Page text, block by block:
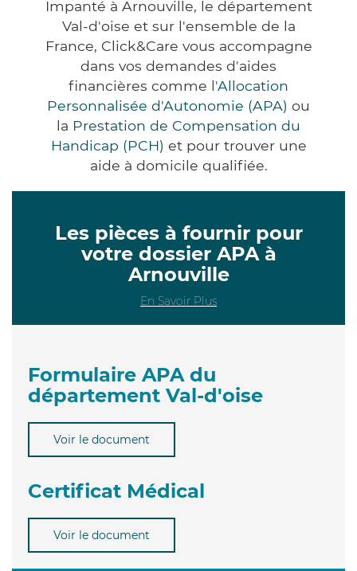
Impanté à Arnouville, le département
Val-d'oise et sur l'ensemble de la
France, Click&Care vous accompagne
dans vos demandes d'aides
financières comme l'Allocation
Personnalisée d'Autonomie (APA) ou
la Prestation de Compensation du
Handicap (PCH) et pour trouver une
aide à domicile qualifiée.
Les pièces à fournir pour
votre dossier APA à
Arnouville
En Savoir Plus
Formulaire APA du
département Val-d'oise
Voir le document
Certificat Médical
Voir le document